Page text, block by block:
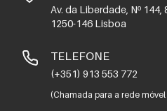
Av. da Liberdade, Nº 144,
1250-146 Lisboa
TELEFONE
(+351) 913 553 772
(Chamada para a rede